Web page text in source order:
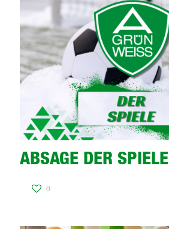
ABSAGE DER SPIELE
0